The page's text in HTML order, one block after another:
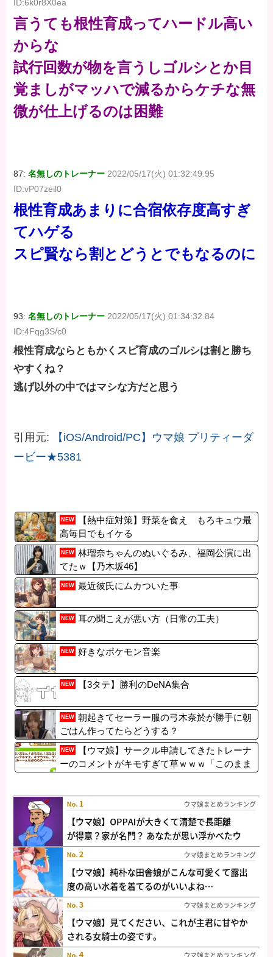
ID:6k0r8X0ea
言うても根性育成ってハードル高い
からな
試行回数が物を言うしゴルシとか目
覚ましがマッハで減るからケチな無
微が仕上げるのは困難
87:名無しのトレーナー 2022/05/17(火) 01:32:49.95
ID:vP07zeil0
根性育成あまりに合宿依存度高すぎ
てハゲる
スピ賢なら割とどうとでもなるのに
93:名無しのトレーナー 2022/05/17(火) 01:34:32.84
ID:4Fqg3S/c0
根性育成ならともかくスピ育成のゴルシは割と勝ち
やすくね？
逃げ以外の中ではマシな方だと思う
引用元:
【iOS/Android/PC】ウマ娘 プリティーダ
ービー★5381
NEW
【熱中症対策】野菜を食え もろキュウ最
高毎日でもイケる
NEW 林瑠奈ちゃんのぬいぐるみ、福岡公演に出
てたｗ【乃木坂46】
NEW 最近彼氏にムカついた事
NEW 耳の聞こえが悪い方（日常の工夫）
NEW 好きなポケモン音楽
NEW 【3タテ】勝利のDeNA集合
NEW 朝起きてセーラー服の弓木奈於が勝手に朝
ごはん作ってたらどうする？
NEW
【ウマ娘】サークル申請してきたトレーナ
ーのコメントがキモすぎて草ｗｗｗ「このまま